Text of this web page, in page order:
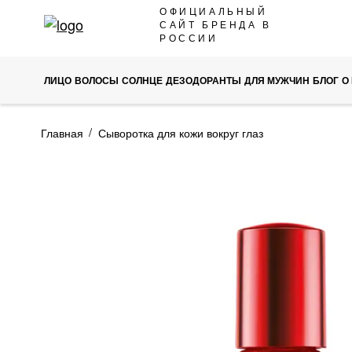
ОФИЦИАЛЬНЫЙ
САЙТ БРЕНДА В
РОССИИ
ЛИЦО ВОЛОСЫ СОЛНЦЕ ДЕЗОДОРАНТЫ ДЛЯ МУЖЧИН БЛОГ О
Главная Сыворотка для кожи вокруг глаз